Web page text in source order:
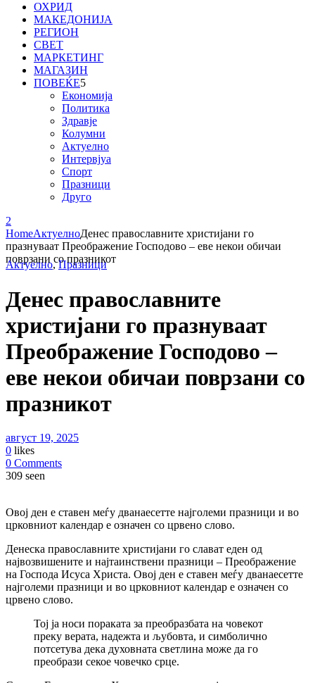
ОХРИД
МАКЕДОНИЈА
РЕГИОН
СВЕТ
МАРКЕТИНГ
МАГАЗИН
ПОВЕЌЕ
Економија
Политика
Здравје
Колумни
Актуелно
Интервјуа
Спорт
Празници
Друго
HomeАктуелноДенес православните христијани го
празнуваат Преображение Господово – еве некои обичаи
поврзани со празникот
Актуелно,Празници
Денес православните
христијани го празнуваат
Преображение Господово –
еве некои обичаи поврзани со
празникот
август 19, 2025
0 likes
0 Comments
309 seen
Овој ден е ставен меѓу дванаесетте најголеми празници и во
црковниот календар е означен со црвено слово.
Денеска православните христијани го слават еден од
највозвишените и најтаинствени празници – Преображение
на Господа Исуса Христа. Овој ден е ставен меѓу дванаесетте
најголеми празници и во црковниот календар е означен со
црвено слово.
Тој ја носи пораката за преобразбата на човекот
преку верата, надежта и љубовта, и симболично
потсетува дека духовната светлина може да го
преобрази секое човечко срце.